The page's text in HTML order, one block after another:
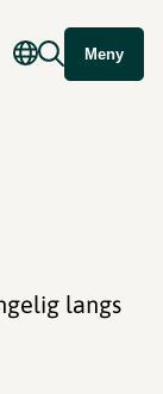
Meny
langs